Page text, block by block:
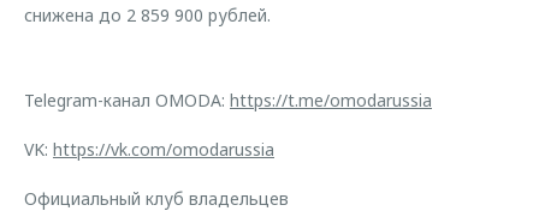
снижена до 2 859 900 рублей.
Telegram-канал OMODA: https://t.me/omodarussia
VK: https://vk.com/omodarussia
Официальный клуб владельцев